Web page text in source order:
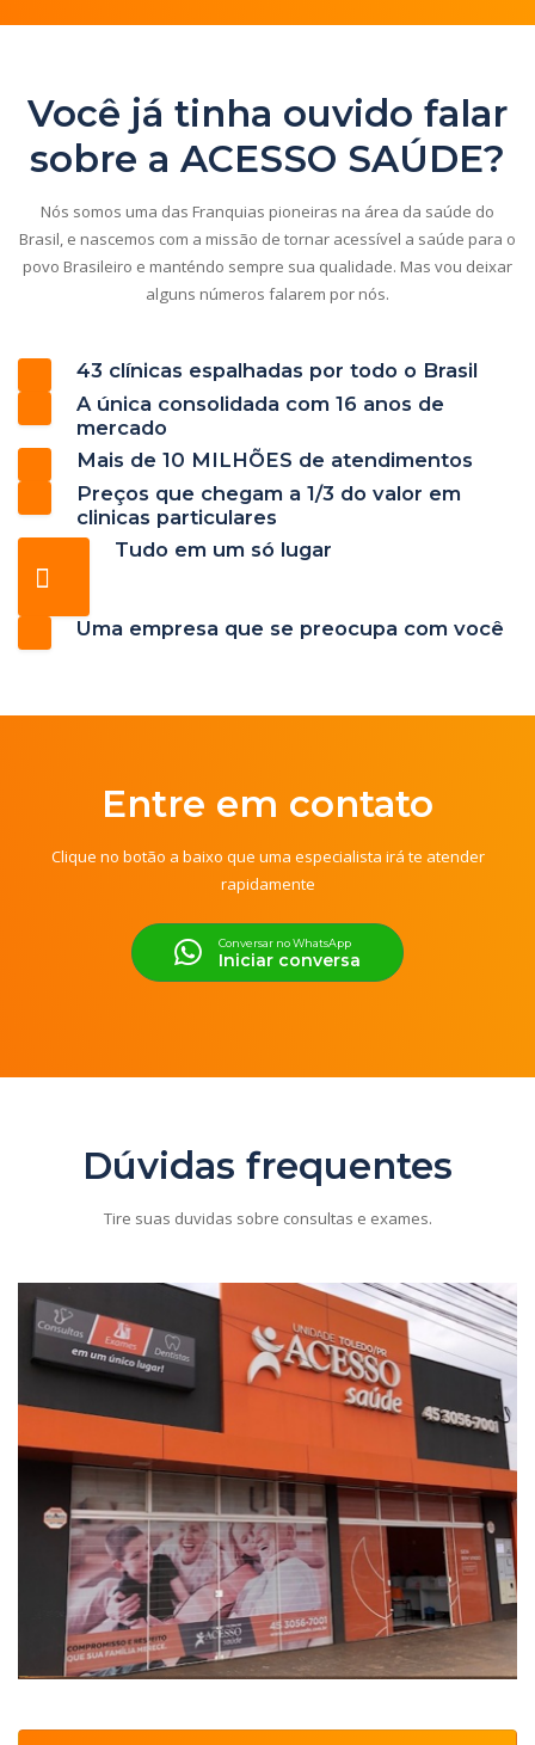
Você já tinha ouvido falar
sobre a ACESSO SAÚDE?
Nós somos uma das Franquias pioneiras na área da saúde do
Brasil, e nascemos com a missão de tornar acessível a saúde para o
povo Brasileiro e manténdo sempre sua qualidade. Mas vou deixar
alguns números falarem por nós.
43 clínicas espalhadas por todo o Brasil
A única consolidada com 16 anos de
mercado
Mais de 10 MILHÕES de atendimentos
Preços que chegam a 1/3 do valor em
clinicas particulares
Tudo em um só lugar
Uma empresa que se preocupa com você
Entre em contato
Clique no botão a baixo que uma especialista irá te atender
rapidamente
Conversar no WhatsApp
Iniciar conversa
Dúvidas frequentes
Tire suas duvidas sobre consultas e exames.